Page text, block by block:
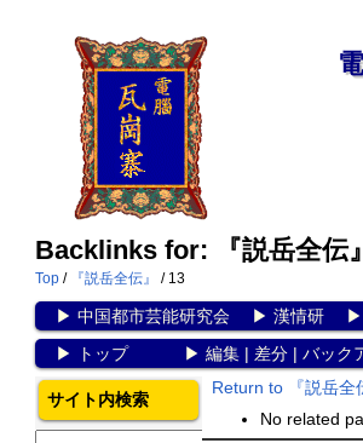
Backlinks for: 『説岳全伝
Top / 『説岳全伝』 / 13
▶ 中国都市芸能研究会▶ 漢情研▶
▶
トップ▶ 編集| 差分| バック
Return to 『説岳全
No related
サイト内検索